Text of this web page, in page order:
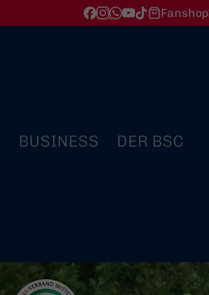
Fanshop
BUSINESS DER BSC